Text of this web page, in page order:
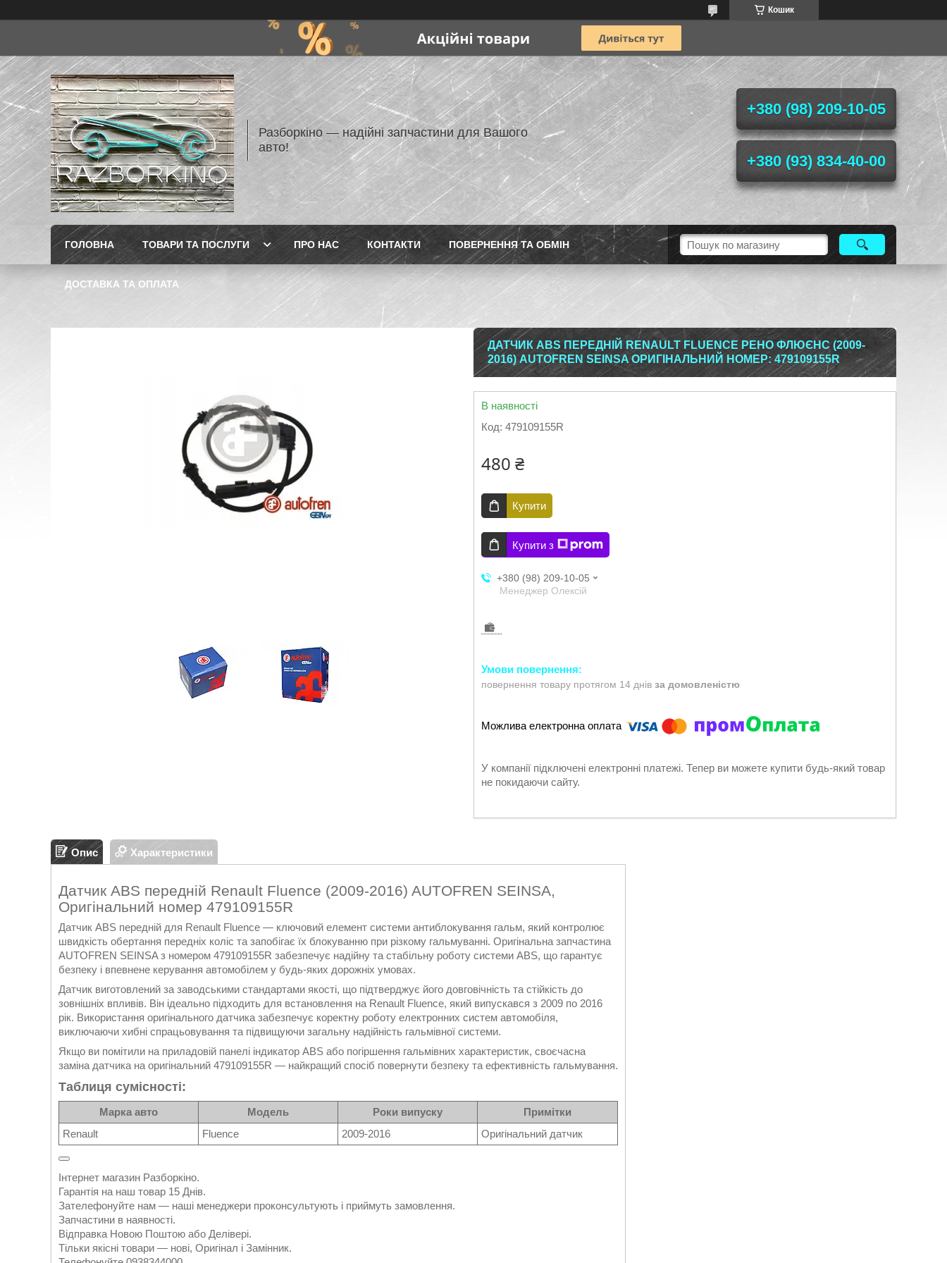
Кошик
Разборкіно — надійні запчастини для Вашого
авто!
+380 (98) 209-10-05
+380 (93) 834-40-00
ГОЛОВНА ТОВАРИ ТА ПОСЛУГИ ПРО НАС КОНТАКТИ ПОВЕРНЕННЯ ТА ОБМІН
ДОСТАВКА ТА ОПЛАТА
ДАТЧИК ABS ПЕРЕДНІЙ RENAULT FLUENCE РЕНО ФЛЮЄНС (2009-
2016) AUTOFREN SEINSA ОРИГІНАЛЬНИЙ НОМЕР: 479109155R
В наявності
Код: 479109155R
480 ₴
Купити
Купити з
+380 (98) 209-10-05
Менеджер Олексій
повернення товару протягом 14 днів за домовленістю
У компанії підключені електронні платежі. Тепер ви можете купити будь-який товар
не покидаючи сайту.
Опис Характеристики
Датчик ABS передній Renault Fluence (2009-2016) AUTOFREN SEINSA,
Оригінальний номер 479109155R
Датчик ABS передній для Renault Fluence — ключовий елемент системи антиблокування гальм, який контролює
швидкість обертання передніх коліс та запобігає їх блокуванню при різкому гальмуванні. Оригінальна запчастина
AUTOFREN SEINSA з номером 479109155R забезпечує надійну та стабільну роботу системи ABS, що гарантує
безпеку і впевнене керування автомобілем у будь-яких дорожніх умовах.
Датчик виготовлений за заводськими стандартами якості, що підтверджує його довговічність та стійкість до
зовнішніх впливів. Він ідеально підходить для встановлення на Renault Fluence, який випускався з 2009 по 2016
рік. Використання оригінального датчика забезпечує коректну роботу електронних систем автомобіля,
виключаючи хибні спрацьовування та підвищуючи загальну надійність гальмівної системи.
Якщо ви помітили на приладовій панелі індикатор ABS або погіршення гальмівних характеристик, своєчасна
заміна датчика на оригінальний 479109155R — найкращий спосіб повернути безпеку та ефективність гальмування.
Таблиця сумісності:
Марка авто Модель Роки випуску
Примітки
Renault
Fluence 2009-2016 Оригінальний датчик
Інтернет магазин Разборкіно.
Гарантія на наш товар 15 Днів.
Зателефонуйте нам — наші менеджери проконсультують і приймуть замовлення.
Запчастини в наявності.
Відправка Новою Поштою або Делівері.
Тільки якісні товари — нові, Оригінал і Замінник.